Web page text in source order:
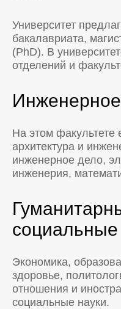
Университет
бакалавриата,
(PhD). В
отделений и
На этом факультете
архитектура и
инженерное дело,
инженерия,
социальные
Экономика,
здоровье,
отношения и
социальные науки.